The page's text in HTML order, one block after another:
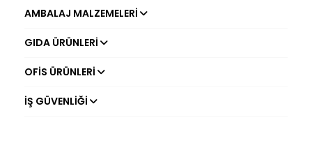
AMBALAJ MALZEMELERI
GIDA ÜRÜNLERI
OFIS ÜRÜNLERI
İŞ GÜVENLIĞI